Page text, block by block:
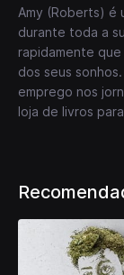
Amy (Roberts) é
durante toda a
rapidamente
dos seus
emprego nos
loja de livros